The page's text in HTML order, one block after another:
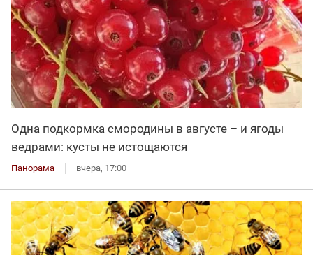
Одна подкормка смородины в августе – и ягоды
ведрами: кусты не истощаются
Панорама вчера, 17:00